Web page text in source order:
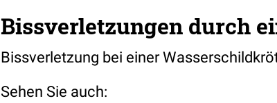
Bissverletzungen durch
Bissverletzung bei einer
Sehen Sie auch: